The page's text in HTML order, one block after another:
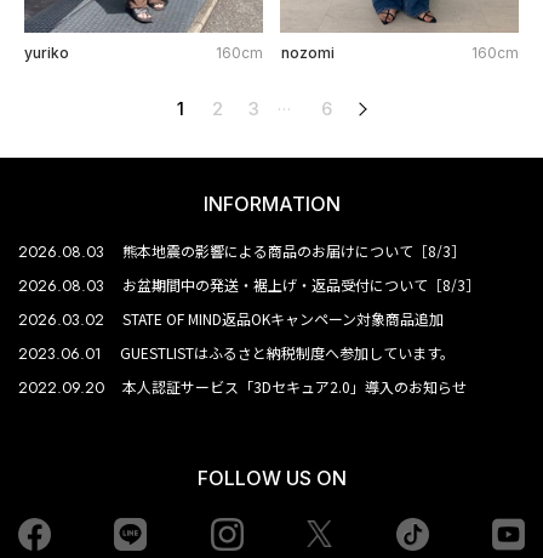
yuriko 160cm nozomi 160cm
1 2 3 … 6
INFORMATION
2026.08.03 熊本地震の影響による商品のお届けについて［8/3］
2026.08.03 お盆期間中の発送・裾上げ・返品受付について［8/3］
2026.03.02 STATE OF MIND返品OKキャンペーン対象商品追加
2023.06.01 GUESTLISTはふるさと納税制度へ参加しています。
2022.09.20 本人認証サービス「3Dセキュア2.0」導入のお知らせ
FOLLOW US ON
Facebook Instagram tiktok